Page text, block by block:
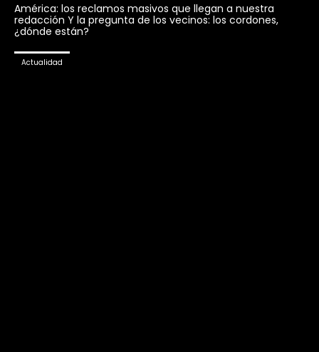
América: los reclamos masivos que llegan a nuestra
redacción Y la pregunta de los vecinos: los cordones,
¿dónde están?
Actualidad